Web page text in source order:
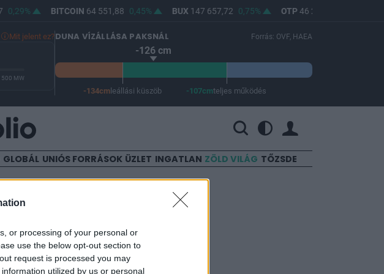
or processing of your personal or
use the below opt-out section to
request is processed you may
utilized by us or personal
0,29% BITCOIN64 551,88 0,45% BUX147 657,72 0,75% OTP 46 240
Mit jelent ez?
500 MW
DUNA VÍZÁLLÁSA PAKSNÁL Forrás: OVF, HAEA
-126 cm
-134cm leállási küszöb -107cmteljes működés
GLOBÁL UNIÓS FORRÁSOK ÜZLET INGATLAN ZÖLD VILÁG TŐZSDE